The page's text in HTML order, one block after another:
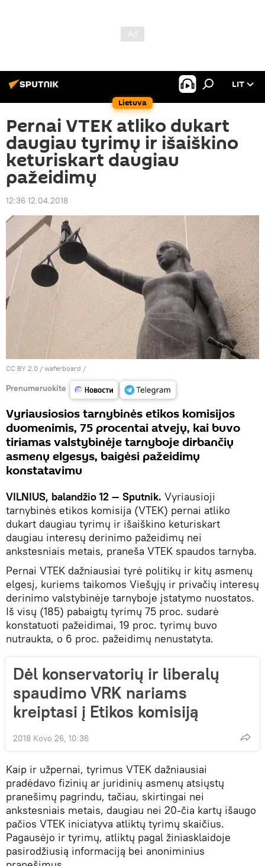
Lietuva
LIT
Pernai VTEK atliko dukart
daugiau tyrimų ir išaiškino
keturiskart daugiau
pažeidimų
12:36 12.04.2018
CC BY 2.0 / waferboard /
Prenumeruokite
Vyriausiosios tarnybinės etikos komisijos
duomenimis, 75 procentai atvejų, kai buvo
tiriamas valstybinėje tarnyboje dirbančių
asmenų elgesys, baigėsi pažeidimų
konstatavimu
VILNIUS, balandžio 12 — Sputnik. Vyriausioji
tarnybinės etikos komisija (VTEK) pernai atliko
dukart daugiau tyrimų ir išaiškino keturiskart
daugiau interesų derinimo pažeidimų nei
ankstesniais metais, praneša VTEK spaudos tarnyba.
Pernai VTEK dažniausiai tyrė politikų ir kitų asmenų
elgesį, kuriems taikomos Viešųjų ir privačių interesų
derinimo valstybinėje tarnyboje įstatymo nuostatos.
Iš visų (185) pabaigtų tyrimų 75 proc. sudarė
konstatuoti pažeidimai, 19 proc. tyrimų buvo
nutraukta, o 6 proc. pažeidimų nenustatyta.
Dėl konservatorių ir liberalų
spaudimo VRK nariams
kreiptasi į Etikos komisiją
2018 Kovo 26, 10:36
Kaip ir užpernai, tyrimus VTEK dažniausiai
pradėdavo fizinių ar juridinių asmenų atsiųstų
pranešimų pagrindu, tačiau, skirtingai nei
ankstesniais metais, daugiau nei 20-čia kartų išaugo
pačios VTEK iniciatyva atliktų tyrimų skaičius.
Pagausėjo ir tyrimų, atliktų pagal žiniasklaidoje
pasirodžiusią informaciją bei anoniminius